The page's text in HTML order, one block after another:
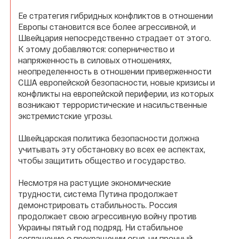
Ее стратегия гибридных конфликтов в отношении
Европы становится все более агрессивной, и
Швейцария непосредственно страдает от этого.
К этому добавляются: соперничество и
напряженность в силовых отношениях,
неопределенность в отношении приверженности
США европейской безопасности, новые кризисы и
конфликты на европейской периферии, из которых
возникают террористические и насильственные
экстремистские угрозы.
Швейцарская политика безопасности должна
учитывать эту обстановку во всех ее аспектах,
чтобы защитить общество и государство.
Несмотря на растущие экономические
трудности, система Путина продолжает
демонстрировать стабильность. Россия
продолжает свою агрессивную войну против
Украины пятый год подряд. Ни стабильное